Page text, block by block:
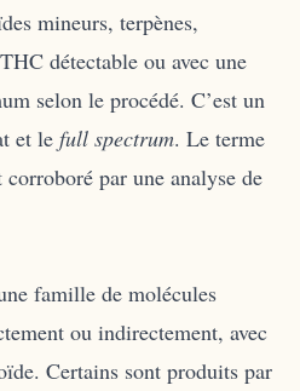
mineurs, terpènes,
détectable ou avec une
selon le procédé. C’est un
et le full spectrum. Le terme
corroboré par une analyse de
famille de molécules
ou indirectement, avec
Certains sont produits par